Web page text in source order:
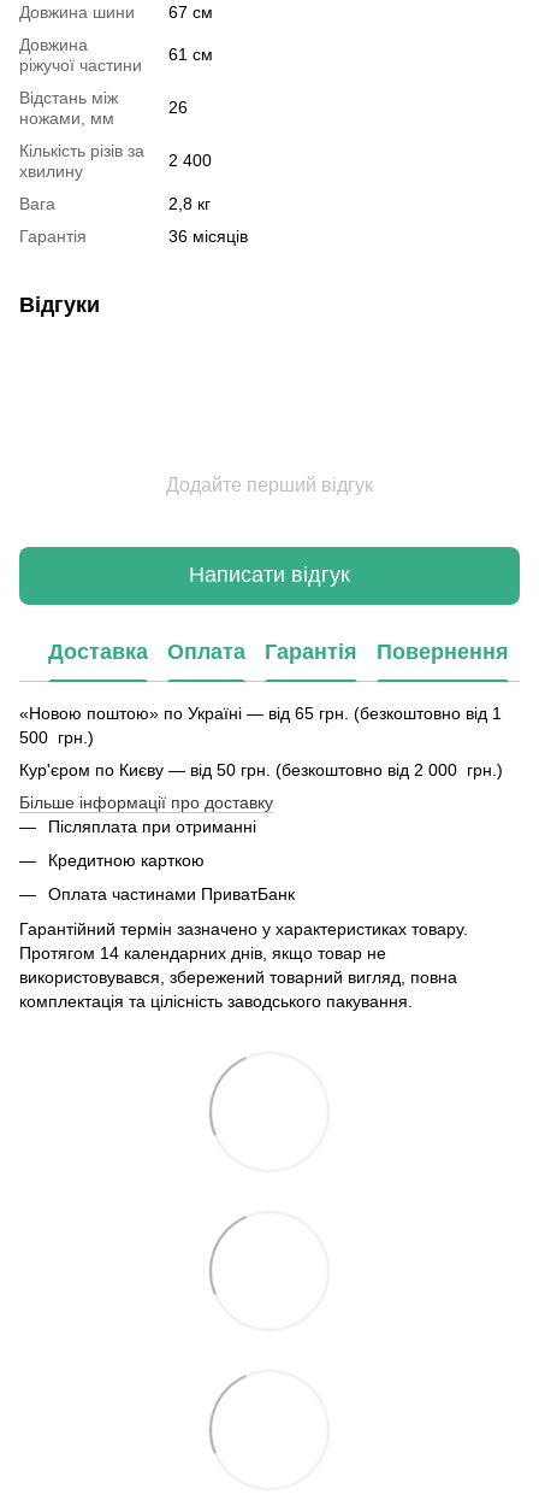
Довжина шини
67 см
Довжина
ріжучої частини
61 см
Відстань між
ножами, мм
26
Кількість різів за
хвилину
2 400
Вага
2,8 кг
Гарантія
36 місяців
Відгуки
Додайте перший відгук
Написати відгук
Доставка Оплата Гарантія Повернення
«Новою поштою» по Україні — від 65 грн. (безкоштовно від 1
500 грн.)
Кур'єром по Києву — від 50 грн. (безкоштовно від 2 000 грн.)
Більше інформації про доставку
Післяплата при отриманні
Кредитною карткою
Оплата частинами ПриватБанк
Гарантійний термін зазначено у характеристиках товару.
Протягом 14 календарних днів, якщо товар не
використовувався, збережений товарний вигляд, повна
комплектація та цілісність заводського пакування.